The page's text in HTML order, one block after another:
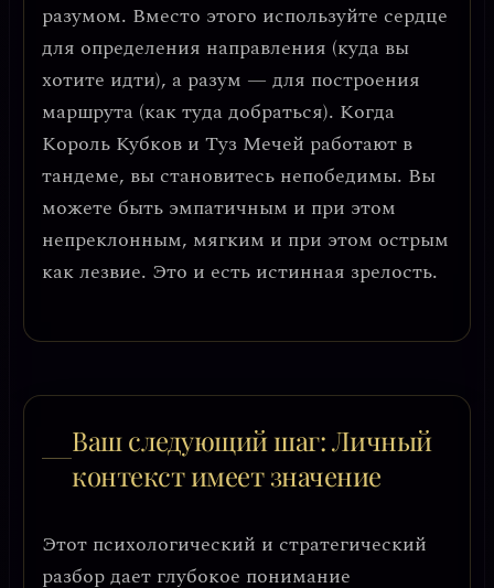
разумом. Вместо этого используйте сердце
для определения направления (куда вы
хотите идти), а разум — для построения
маршрута (как туда добраться). Когда
Король Кубков и Туз Мечей работают в
тандеме, вы становитесь непобедимы. Вы
можете быть эмпатичным и при этом
непреклонным, мягким и при этом острым
как лезвие. Это и есть истинная зрелость.
Ваш следующий шаг: Личный
контекст имеет значение
Этот психологический и стратегический
разбор дает глубокое понимание